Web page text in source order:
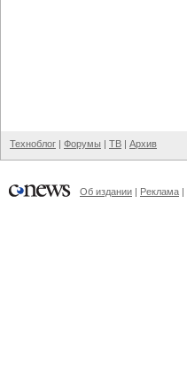
Техноблог | Форумы | ТВ | Архив
Об издании | Реклама |